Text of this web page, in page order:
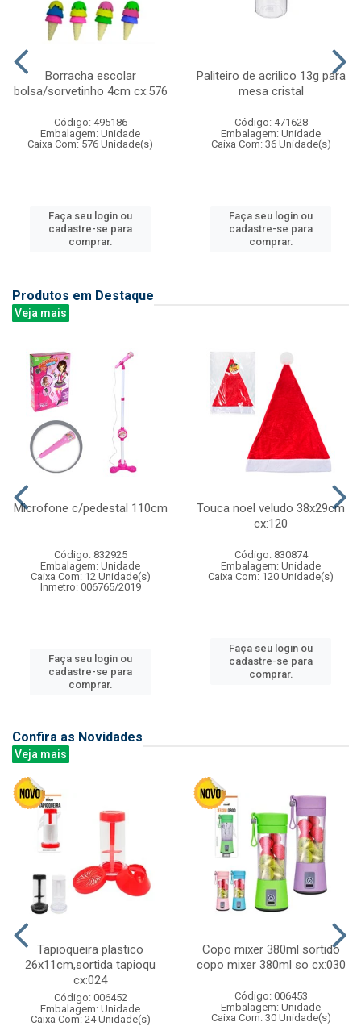
Borracha escolar
bolsa/sorvetinho 4cm cx:576
Código: 495186
Embalagem: Unidade
Caixa Com: 576 Unidade(s)
Faça seu login ou
cadastre-se para
comprar.
Paliteiro de acrilico 13g para
mesa cristal
Código: 471628
Embalagem: Unidade
Caixa Com: 36 Unidade(s)
Faça seu login ou
cadastre-se para
comprar.
Produtos em Destaque
Veja mais
Microfone c/pedestal 110cm
Código: 832925
Embalagem: Unidade
Caixa Com: 12 Unidade(s)
Inmetro: 006765/2019
Faça seu login ou
cadastre-se para
comprar.
Touca noel veludo 38x29cm
cx:120
Código: 830874
Embalagem: Unidade
Caixa Com: 120 Unidade(s)
Faça seu login ou
cadastre-se para
comprar.
Confira as Novidades
Veja mais
Tapioqueira plastico
26x11cm,sortida tapioqu
cx:024
Código: 006452
Embalagem: Unidade
Caixa Com: 24 Unidade(s)
Copo mixer 380ml sortido
copo mixer 380ml so cx:030
Código: 006453
Embalagem: Unidade
Caixa Com: 30 Unidade(s)